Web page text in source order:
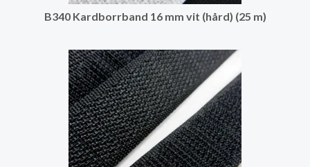
B340 Kardborrband 16 mm vit (hård) (25 m)